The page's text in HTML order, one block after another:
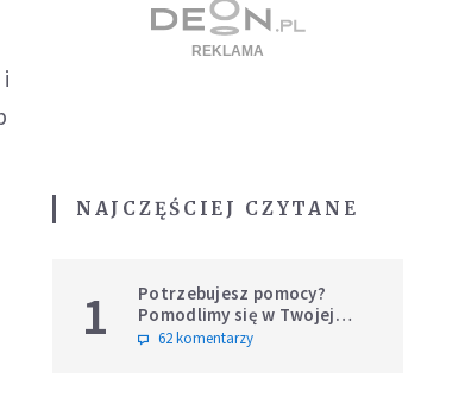
NAJCZĘŚCIEJ CZYTANE
1
Potrzebujesz pomocy?
Pomodlimy się w Twojej
intencji
62 komentarzy